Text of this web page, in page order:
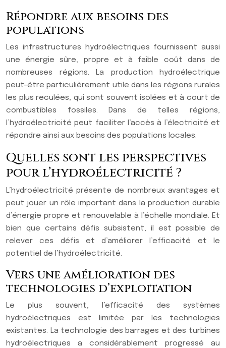
Répondre aux besoins des
populations
Les infrastructures hydroélectriques fournissent aussi
une énergie sûre, propre et à faible coût dans de
nombreuses régions. La production hydroélectrique
peut-être particulièrement utile dans les régions rurales
les plus reculées, qui sont souvent isolées et à court de
combustibles fossiles. Dans de telles régions,
l’hydroélectricité peut faciliter l’accès à l’électricité et
répondre ainsi aux besoins des populations locales.
Quelles sont les perspectives
pour l’hydroélectricité ?
L’hydroélectricité présente de nombreux avantages et
peut jouer un rôle important dans la production durable
d’énergie propre et renouvelable à l’échelle mondiale. Et
bien que certains défis subsistent, il est possible de
relever ces défis et d’améliorer l’efficacité et le
potentiel de l’hydroélectricité.
Vers une amélioration des
technologies d’exploitation
Le plus souvent, l’efficacité des systèmes
hydroélectriques est limitée par les technologies
existantes. La technologie des barrages et des turbines
hydroélectriques a considérablement progressé au